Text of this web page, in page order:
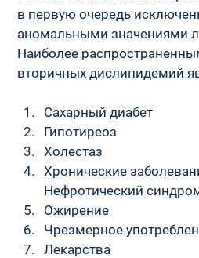
в первую очередь
аномальными значениями
Наиболее
вторичных дислипидемий
Сахарный диабет
Гипотиреоз
Холестаз
Хронические
Нефротический
Ожирение
Чрезмерное
Лекарства